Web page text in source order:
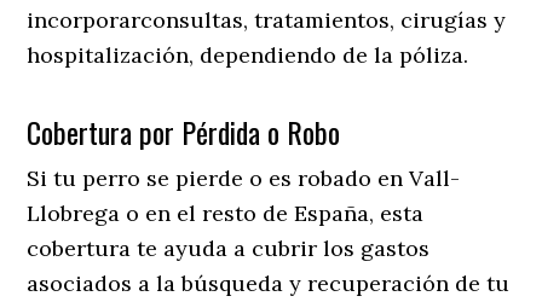
incorporarconsultas, tratamientos, cirugías y
hospitalización, dependiendo de la póliza.
Cobertura por Pérdida o Robo
Si tu perro se pierde o es robado en Vall-
Llobrega o en el resto de España, esta
cobertura te ayuda a cubrir los gastos
asociados a la búsqueda y recuperación de tu